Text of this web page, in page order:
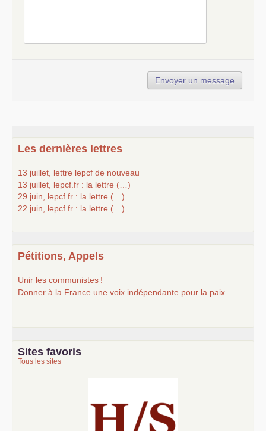
Les dernières lettres
13 juillet, lettre lepcf de nouveau
13 juillet, lepcf.fr : la lettre (…)
29 juin, lepcf.fr : la lettre (…)
22 juin, lepcf.fr : la lettre (…)
Pétitions, Appels
Unir les communistes !
Donner à la France une voix indépendante pour la paix
Sites favoris
Tous les sites